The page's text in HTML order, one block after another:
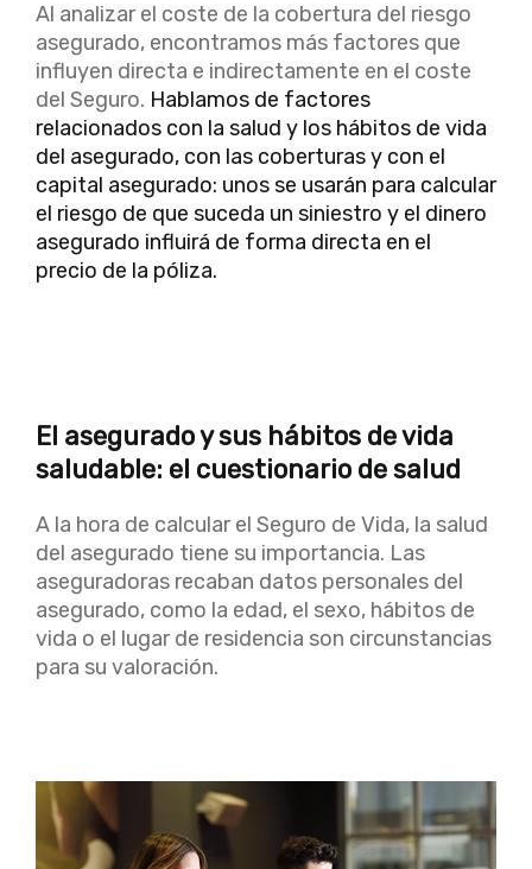
Al analizar el coste de la cobertura del riesgo
asegurado, encontramos más factores que
influyen directa e indirectamente en el coste
del Seguro. Hablamos de factores
relacionados con la salud y los hábitos de vida
del asegurado, con las coberturas y con el
capital asegurado: unos se usarán para calcular
el riesgo de que suceda un siniestro y el dinero
asegurado influirá de forma directa en el
precio de la póliza.
El asegurado y sus hábitos de vida
saludable: el cuestionario de salud
A la hora de calcular el Seguro de Vida, la salud
del asegurado tiene su importancia. Las
aseguradoras recaban datos personales del
asegurado, como la edad, el sexo, hábitos de
vida o el lugar de residencia son circunstancias
para su valoración.